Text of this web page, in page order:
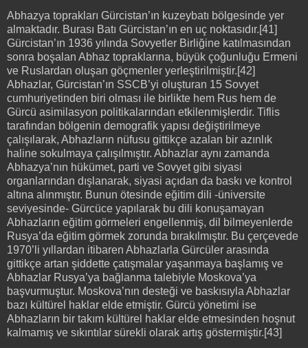
Abhazya toprakları Gürcistan’ın kuzeybatı bölgesinde yer
almaktadır. Burası Batı Gürcistan’ın en uç noktasıdır.[41]
Gürcistan’ın 1936 yılında Sovyetler Birliğine katılmasından
sonra boşalan Abhaz topraklarına, büyük çoğunluğu Ermeni
ve Ruslardan oluşan göçmenler yerleştirilmiştir.[42]
Abhazlar, Gürcistan’ın SSCB’yi oluşturan 15 Sovyet
cumhuriyetinden biri olması ile birlikte hem Rus hem de
Gürcü asimilasyon politikalarından etkilenmişlerdir. Tiflis
tarafından bölgenin demografik yapısı değiştirilmeye
çalışılarak, Abhazların nüfusu gittikçe azalan bir azınlık
haline sokulmaya çalışılmıştır. Abhazlar aynı zamanda
Abhazya’nın hükümet, parti ve Sovyet gibi siyasi
organlarından dışlanarak, siyasi açıdan da baskı ve kontrol
altına alınmıştır. Bunun ötesinde eğitim dili -üniversite
seviyesinde- Gürcüce yapılarak bu dili konuşamayan
Abhazların eğitim görmeleri engellenmiş, dil bilmeyenlerde
Rusya’da eğitim görmek zorunda bırakılmıştır. Bu çerçevede
1970’li yıllardan itibaren Abhazlarla Gürcüler arasında
gittikçe artan şiddette çatışmalar yaşanmaya başlamış ve
Abhazlar Rusya’ya bağlanma talebiyle Moskova’ya
başvurmuştur. Moskova’nın desteği ve baskısıyla Abhazlar
bazı kültürel haklar elde etmiştir. Gürcü yönetimi ise
Abhazların bir takım kültürel haklar elde etmesinden hoşnut
kalmamış ve sıkıntılar sürekli olarak artış göstermiştir.[43]